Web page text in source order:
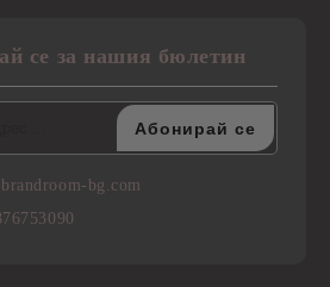
се за нашия бюлетин
bg.com